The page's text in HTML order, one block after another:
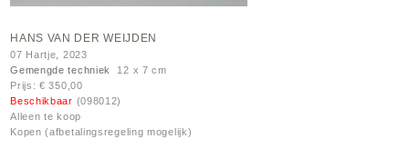
HANS VAN DER WEIJDEN
07 Hartje, 2023
Gemengde techniek
12 x 7 cm
Prijs: € 350,00
Beschikbaar (098012)
Alleen te koop
Kopen (afbetalingsregeling mogelijk)